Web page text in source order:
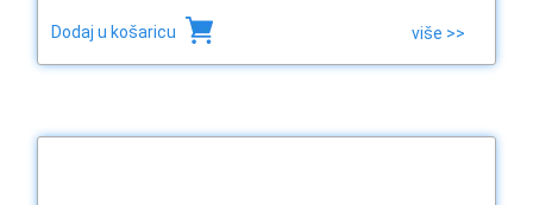
Dodaj u košaricu više >>